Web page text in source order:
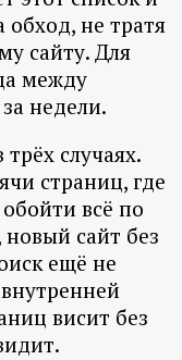
обход, не тратя
сайту. Для
между
недели.
случаях.
страниц, где
всё по
сайт без
ещё не
висит без